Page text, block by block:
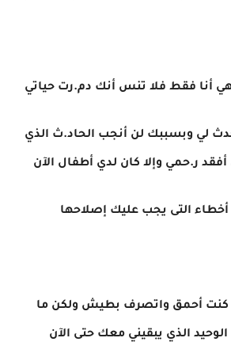
أنا فقط فلا تنس أنك دم.رت حياتي
لي وبسببك لن أنجب الحاد.ث الذي
ر.حمي وإلا كان لدي أطفال الآن
التى يجب عليك إصلاحها
كنت أحمق واتصرف بطيش ولكن ما
الذي يبقيني معك حتى الآن